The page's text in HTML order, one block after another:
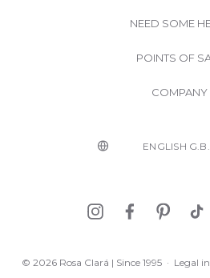
NEED SOME
POINTS OF
COMPANY
© 2026 Rosa Clará | Since 1995 · Legal